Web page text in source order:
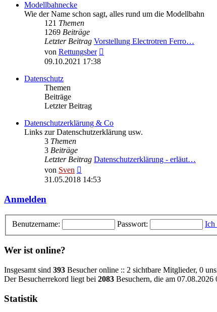
Modellbahnecke
Wie der Name schon sagt, alles rund um die Modellbahn
121 Themen
1269 Beiträge
Letzter Beitrag Vorstellung Electrotren Ferro…
von Rettungsber
09.10.2021 17:38
Datenschutz
Themen
Beiträge
Letzter Beitrag
Datenschutzerklärung & Co
Links zur Datenschutzerklärung usw.
3 Themen
3 Beiträge
Letzter Beitrag Datenschutzerklärung - erläut…
von Sven
Beitrag
31.05.2018 14:53
Anmelden
Benutzername: Passwort: Ich
Wer ist online?
Insgesamt sind 393 Besucher online :: 2 sichtbare Mitglieder, 0
Der Besucherrekord liegt bei 2083 Besuchern, die am
Statistik